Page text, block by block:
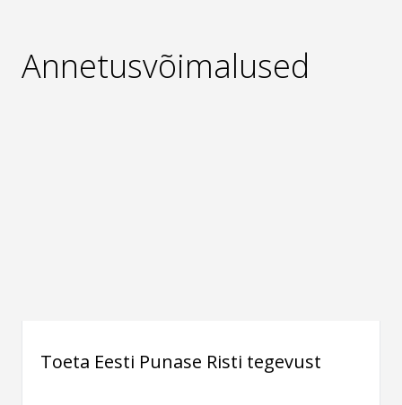
Annetusvõimalused
Toeta Eesti Punase Risti tegevust